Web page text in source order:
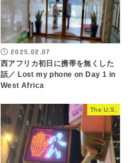
2025.02.07
西アフリカ初日に携帯を無くした
話／ Lost my phone on Day 1 in
West Africa
The U.S.